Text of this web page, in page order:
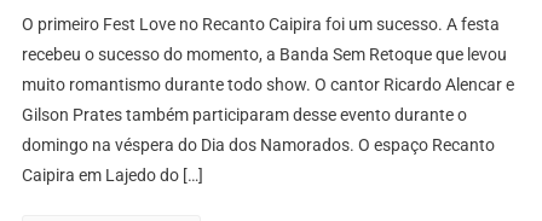
Fest
Love
Do
Recanto
Caipira
O primeiro Fest Love no Recanto Caipira foi um sucesso. A festa
recebeu o sucesso do momento, a Banda Sem Retoque que levou
muito romantismo durante todo show. O cantor Ricardo Alencar e
Gilson Prates também participaram desse evento durante o
domingo na véspera do Dia dos Namorados. O espaço Recanto
Caipira em Lajedo do […]